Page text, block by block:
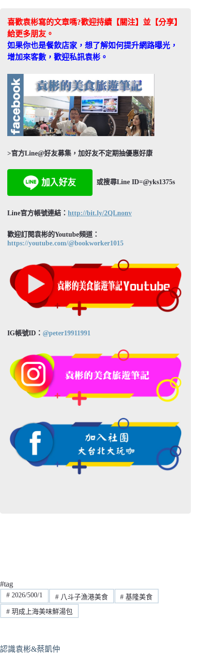
喜歡袁彬寫的文章嗎?歡迎持續【關注】並【分享】
給更多朋友。
如果你也是餐飲店家，想了解如何提升網路曝光，
增加來客數，歡迎私訊袁彬。
>官方Line@好友募集，加好友不定期抽優惠好康
或搜尋Line ID=@yks1375s
Line官方帳號連結： http://bit.ly/2QLnonv
歡迎訂閱袁彬的Youtube頻道：
https://youtube.com/@bookworker1015
IG帳號ID： @peter19911991
#tag
#2026/500/1 #八斗子漁港美食 # 基隆美食
#玥成上海美味鮮湯包
認識袁彬&蔡凱仲